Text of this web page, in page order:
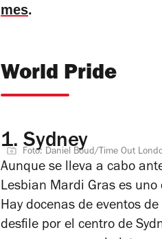
mes.
World Pride
1. Sydney
Foto: Daniel Boud/Time Out
Aunque se lleva a cabo
Lesbian Mardi Gras es uno
Hay docenas de eventos
desfile por el centro de